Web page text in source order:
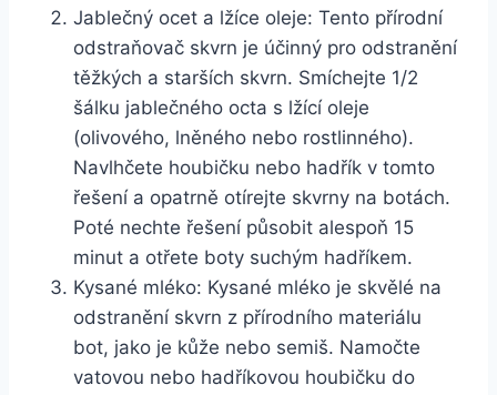
Jablečný ocet a lžíce oleje: Tento přírodní
odstraňovač skvrn je účinný pro odstranění
těžkých a starších skvrn. Smíchejte 1/2
šálku jablečného ⁤octa s lžící‌ oleje
(olivového, lněného nebo rostlinného).⁢
Navlhčete houbičku‍ nebo hadřík v tomto
řešení a ⁤opatrně otírejte⁤ skvrny​ na botách.
Poté ​nechte řešení působit ‍alespoň 15
minut a otřete ⁢boty‍ suchým ‍hadříkem.​
Kysané mléko:⁤ Kysané mléko je skvělé na
odstranění skvrn z přírodního⁣ materiálu
bot, ‍jako je⁤ kůže nebo semiš.⁢ Namočte
⁢vatovou nebo hadříkovou houbičku do